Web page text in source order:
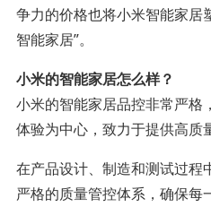
争力的价格也将小米智能家居
智能家居”。
小米的智能家居怎么样？
小米的智能家居品控非常严格
体验为中心，致力于提供高质
在产品设计、制造和测试过程
严格的质量管控体系，确保每